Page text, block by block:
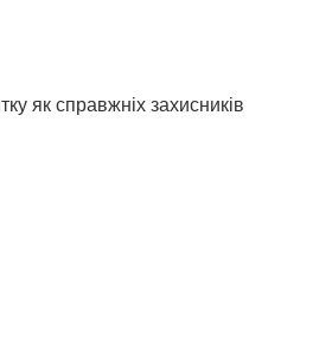
як справжніх захисників